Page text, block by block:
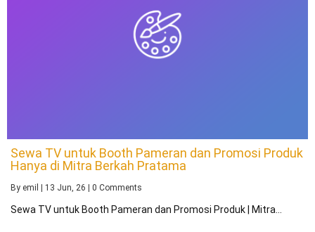
Sewa TV untuk Booth Pameran dan Promosi Produk
Hanya di Mitra Berkah Pratama
By emil | 13 Jun, 26 | 0 Comments
Sewa TV untuk Booth Pameran dan Promosi Produk | Mitra…